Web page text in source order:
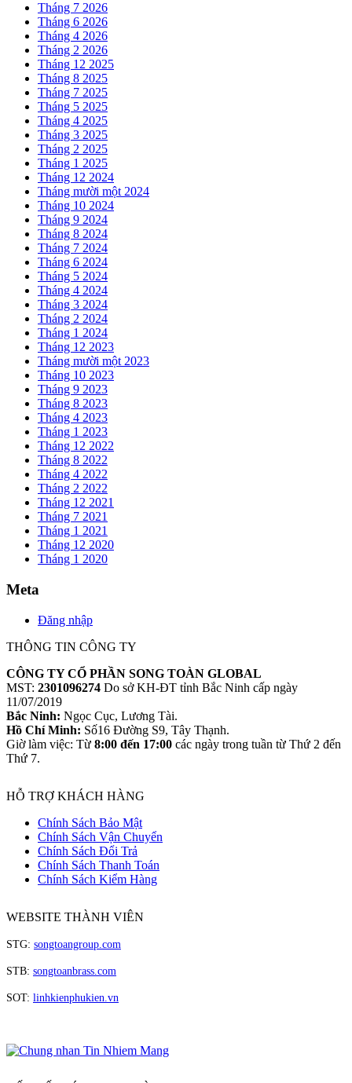
Tháng 7 2026
Tháng 6 2026
Tháng 4 2026
Tháng 2 2026
Tháng 12 2025
Tháng 8 2025
Tháng 7 2025
Tháng 5 2025
Tháng 4 2025
Tháng 3 2025
Tháng 2 2025
Tháng 1 2025
Tháng 12 2024
Tháng mười một 2024
Tháng 10 2024
Tháng 9 2024
Tháng 8 2024
Tháng 7 2024
Tháng 6 2024
Tháng 5 2024
Tháng 4 2024
Tháng 3 2024
Tháng 2 2024
Tháng 1 2024
Tháng 12 2023
Tháng mười một 2023
Tháng 10 2023
Tháng 9 2023
Tháng 8 2023
Tháng 4 2023
Tháng 1 2023
Tháng 12 2022
Tháng 8 2022
Tháng 4 2022
Tháng 2 2022
Tháng 12 2021
Tháng 7 2021
Tháng 1 2021
Tháng 12 2020
Tháng 1 2020
Meta
Đăng nhập
THÔNG TIN CÔNG TY
CÔNG TY CỔ PHẦN SONG TOÀN GLOBAL
MST: 2301096274 Do sở KH-ĐT tỉnh Bắc Ninh cấp ngày
11/07/2019
Bắc Ninh: Ngọc Cục, Lương Tài.
Hồ Chí Minh: Số16 Đường S9, Tây Thạnh.
Giờ làm việc: Từ 8:00 đến 17:00 các ngày trong tuần từ Thứ 2 đến
Thứ 7.
HỖ TRỢ KHÁCH HÀNG
Chính Sách Bảo Mật
Chính Sách Vận Chuyển
Chính Sách Đổi Trả
Chính Sách Thanh Toán
Chính Sách Kiểm Hàng
WEBSITE THÀNH VIÊN
STG: songtoangroup.com
STB: songtoanbrass.com
SOT: linhkienphukien.vn